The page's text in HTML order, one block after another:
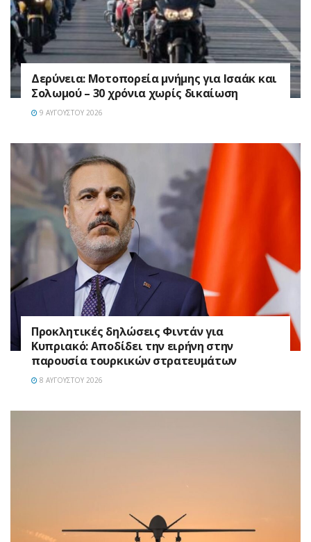
Δερύνεια: Μοτοπορεία μνήμης για Ισαάκ και
Σολωμού – 30 χρόνια χωρίς δικαίωση
9 ΑΥΓΟΎΣΤΟΥ 2026
Προκλητικές δηλώσεις Φιντάν για
Κυπριακό: Αποδίδει την ειρήνη στην
παρουσία τουρκικών στρατευμάτων
8 ΑΥΓΟΎΣΤΟΥ 2026